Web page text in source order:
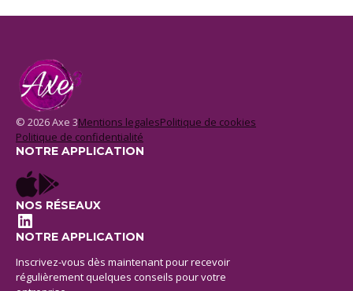
© 2026 Axe 3Mentions legalesPolitique de cookies
Politique de confidentialité
NOTRE APPLICATION
NOS RÉSEAUX
LinkedIn
NOTRE APPLICATION
Inscrivez-vous dès maintenant pour recevoir
régulièrement quelques conseils pour votre